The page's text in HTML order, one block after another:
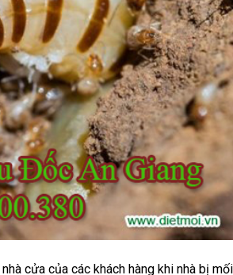
cửa của các khách hàng khi nhà bị mối